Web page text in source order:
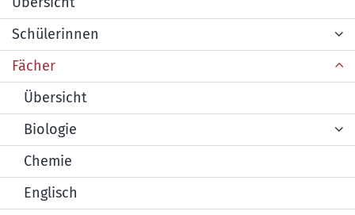
Schülerinnen
Fächer
Übersicht
Biologie
Chemie
Englisch